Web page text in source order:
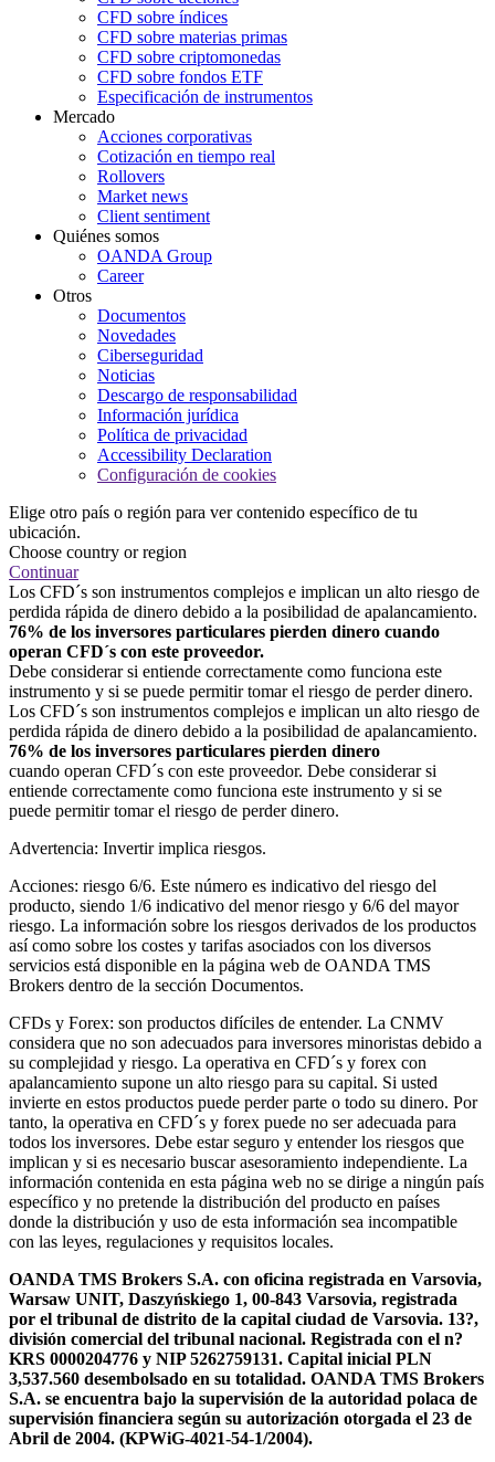
CFD sobre índices
CFD sobre materias primas
CFD sobre criptomonedas
CFD sobre fondos ETF
Especificación de instrumentos
Mercado
Acciones corporativas
Cotización en tiempo real
Rollovers
Market news
Client sentiment
Quiénes somos
OANDA Group
Career
Otros
Documentos
Novedades
Ciberseguridad
Noticias
Descargo de responsabilidad
Información jurídica
Política de privacidad
Accessibility Declaration
Configuración de cookies
Elige otro país o región para ver contenido específico de tu
ubicación.
Choose country or region
Continuar
Los CFD´s son instrumentos complejos e implican un alto riesgo de
perdida rápida de dinero debido a la posibilidad de apalancamiento.
76% de los inversores particulares pierden dinero cuando
operan CFD´s con este proveedor.
Debe considerar si entiende correctamente como funciona este
instrumento y si se puede permitir tomar el riesgo de perder dinero.
Los CFD´s son instrumentos complejos e implican un alto riesgo de
perdida rápida de dinero debido a la posibilidad de apalancamiento.
76% de los inversores particulares pierden dinero
cuando operan CFD´s con este proveedor. Debe considerar si
entiende correctamente como funciona este instrumento y si se
puede permitir tomar el riesgo de perder dinero.
Advertencia: Invertir implica riesgos.
Acciones: riesgo 6/6. Este número es indicativo del riesgo del
producto, siendo 1/6 indicativo del menor riesgo y 6/6 del mayor
riesgo. La información sobre los riesgos derivados de los productos
así como sobre los costes y tarifas asociados con los diversos
servicios está disponible en la página web de OANDA TMS
Brokers dentro de la sección Documentos.
CFDs y Forex: son productos difíciles de entender. La CNMV
considera que no son adecuados para inversores minoristas debido a
su complejidad y riesgo. La operativa en CFD´s y forex con
apalancamiento supone un alto riesgo para su capital. Si usted
invierte en estos productos puede perder parte o todo su dinero. Por
tanto, la operativa en CFD´s y forex puede no ser adecuada para
todos los inversores. Debe estar seguro y entender los riesgos que
implican y si es necesario buscar asesoramiento independiente. La
información contenida en esta página web no se dirige a ningún país
específico y no pretende la distribución del producto en países
donde la distribución y uso de esta información sea incompatible
con las leyes, regulaciones y requisitos locales.
OANDA TMS Brokers S.A. con oficina registrada en Varsovia,
Warsaw UNIT, Daszyńskiego 1, 00-843 Varsovia, registrada
por el tribunal de distrito de la capital ciudad de Varsovia. 13?,
división comercial del tribunal nacional. Registrada con el n?
KRS 0000204776 y NIP 5262759131. Capital inicial PLN
3,537.560 desembolsado en su totalidad. OANDA TMS Brokers
S.A. se encuentra bajo la supervisión de la autoridad polaca de
supervisión financiera según su autorización otorgada el 23 de
Abril de 2004. (KPWiG-4021-54-1/2004).